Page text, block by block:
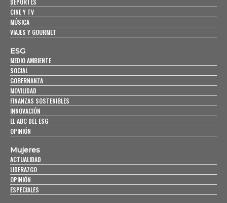
CINE Y TV
MÚSICA
VIAJES Y GOURMET
ESG
MEDIO AMBIENTE
SOCIAL
GOBERNANZA
MOVILIDAD
FINANZAS SOSTENIBLES
INNOVACIÓN
EL ABC DEL ESG
OPINIÓN
Mujeres
ACTUALIDAD
LIDERAZGO
OPINIÓN
ESPECIALES